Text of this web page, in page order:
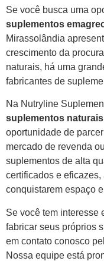
Se você busca uma
suplementos
Mirassolândia
crescimento da
naturais, há uma
fabricantes de
Na Nutryline
suplementos
oportunidade de
mercado de revenda
suplementos de alta
certificados e
conquistarem espaço
Se você tem interesse
fabricar seus próprios
em contato conosco
Nossa equipe está